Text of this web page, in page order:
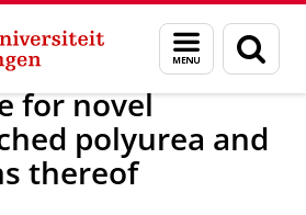
Menu
en
zoeken
Nieuws Nieuwsberichten
for novel
polyurea and
thereof